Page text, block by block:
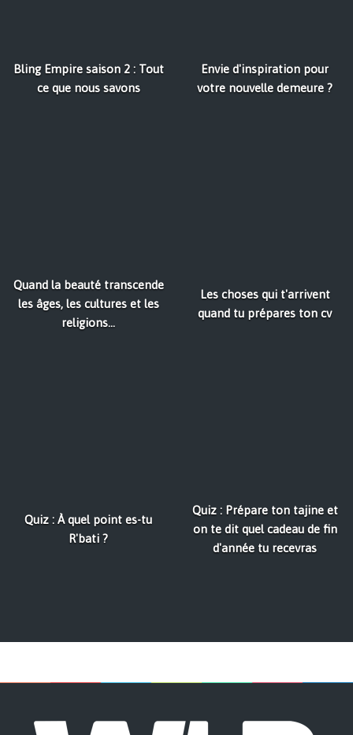
Bling Empire saison 2 : Tout
ce que nous savons
Envie d'inspiration pour
votre nouvelle demeure ?
Quand la beauté transcende
les âges, les cultures et les
religions...
Les choses qui t'arrivent
quand tu prépares ton cv
Quiz : À quel point es-tu
R'bati ?
Quiz : Prépare ton tajine et
on te dit quel cadeau de fin
d'année tu recevras